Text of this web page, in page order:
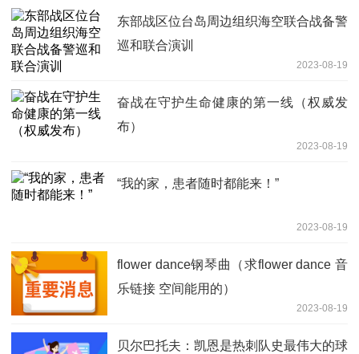
东部战区位台岛周边组织海空联合战备警
巡和联合演训
2023-08-19
奋战在守护生命健康的第一线（权威发
布）
2023-08-19
“我的家，患者随时都能来！”
2023-08-19
flower dance钢琴曲（求flower dance 音
乐链接 空间能用的）
2023-08-19
贝尔巴托夫：凯恩是热刺队史最伟大的球